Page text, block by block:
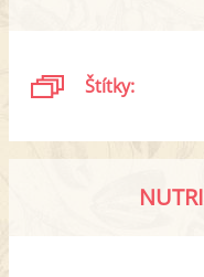
Štítky: